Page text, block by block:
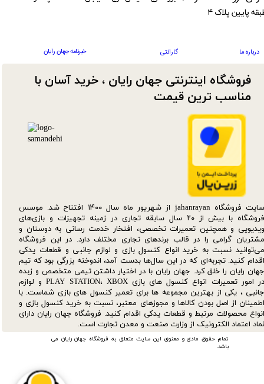
تمام حقوق مادی و معنوی این سایت متعلق به فروشگاه جهان رایان می
باشد.
سایت فروشگاه jahanrayan از شهریور ماه سال ۱۴۰۰ افتتاح شد. موسس
فروشگاه با بیش از ۲۰ سال سابقه تجاری در زمینه تجهیزات و بازی‌های
ویدیویی و همچنین تعمیرات تخصصی، افتخار خدمت رسانی به دوستان و
مشتریان گرامی را در قالب برندهای تجاری مختلف دارد. در این فروشگاه
می‌توانید نسبت به خرید انواع کنسول بازی و لوازم جانبی و قطعات یدکی‌
اقدام کنید. تجربه‌ای که در این سال‌ها بدست آمد، اندوخته بزرگی بود که تیم
جهان رایان را خلق کرد. جهان رایان با در اختیار داشتن تیمی متخصص و زبده
در امور تعمیرات انواع کنسول های بازی PLAY STATION، XBOX و لوازم
جانبی ، یکی از بهترین مجموعه ها برای تعمیر کنسول های بازی شماست. با
اطمینان از اصل بودن کالاها و مجوزهای معتبر، نسبت به خرید کنسول بازی و
انواع محصولات مرتبط و قطعات یدکی اقدام کنید. فروشگاه جهان رایان دارای
نماد اعتماد الکترونیک از وزارت صنعت و معدن تجارت است.
فروشگاه اینترنتی جهان رایان ، خرید آسان با
مناسب ترین قیمت​​​​​​​
درباره ما گارانتی خبرنامه جهان رایان
پایین پلاک ۴